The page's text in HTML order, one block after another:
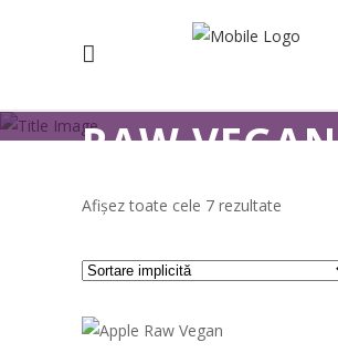
RAW VEGAN
Afișez toate cele 7 rezultate